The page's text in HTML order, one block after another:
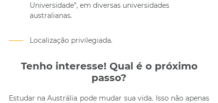
Universidade”, em diversas universidades
australianas.
Localização privilegiada.
Tenho interesse! Qual é o próximo
passo?
Estudar na Austrália pode mudar sua vida. Isso não apenas